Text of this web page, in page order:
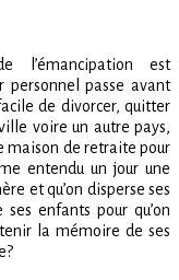
l’émancipation est
personnel passe avant
de divorcer, quitter
voire un autre pays,
maison de retraite pour
entendu un jour une
et qu’on disperse ses
enfants pour qu’on
la mémoire de ses